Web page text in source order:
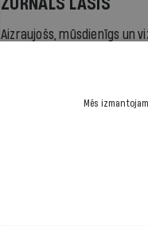
ŽURNĀLS LASIS
Aizraujošs, mūsdienīgs un
Mēs